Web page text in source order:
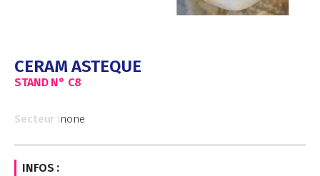
CERAM ASTEQUE
STAND N° C8
Secteur :none
INFOS :